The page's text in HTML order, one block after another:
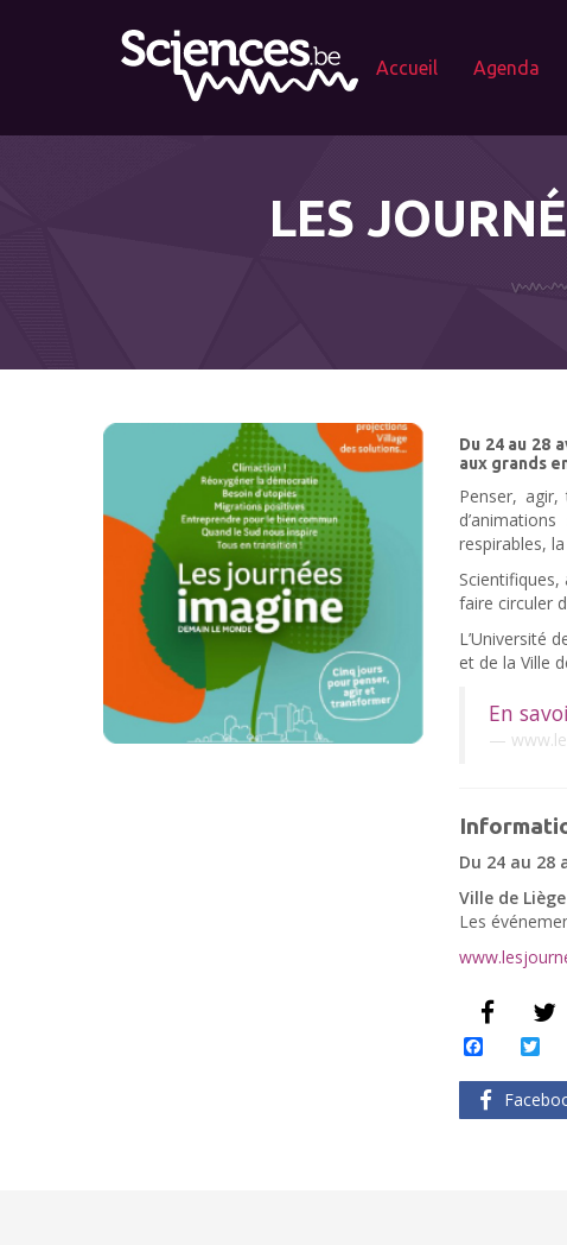
Accueil Agenda
LES
Du 24 au 28
aux grands
Penser,
respirables,
faire circuler
L’Université
et de la Ville
En
Du 24 au 28
Ville de Liège
Les
Facebook